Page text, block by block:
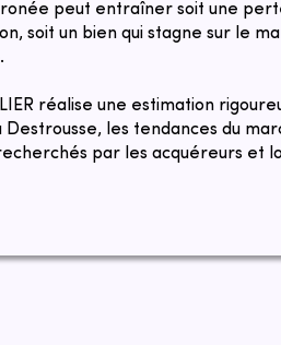
peut entraîner soit une
soit un bien qui stagne sur le
réalise une estimation
Destrousse, les tendances du
par les acquéreurs et